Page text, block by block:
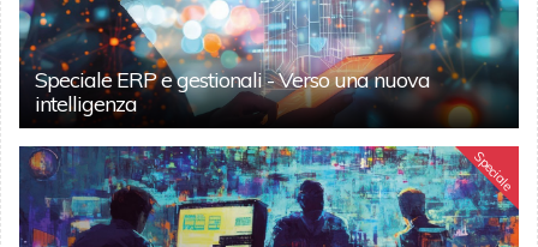
Speciale ERP e gestionali - Verso una nuova
intelligenza
Speciale